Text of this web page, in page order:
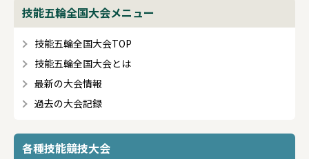
技能五輪全国大会メニュー
技能五輪全国大会TOP
技能五輪全国大会とは
最新の大会情報
過去の大会記録
各種技能競技大会